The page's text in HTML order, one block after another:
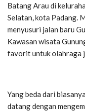
Batang Arau di
Selatan, kota Padang.
menyusuri jalan baru
Kawasan wisata
favorit untuk olahraga
Yang beda dari
datang dengan